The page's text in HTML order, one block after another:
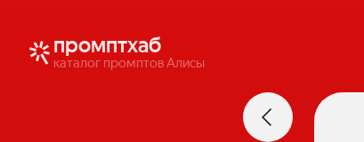
промптхаб
каталог промптов Алисы